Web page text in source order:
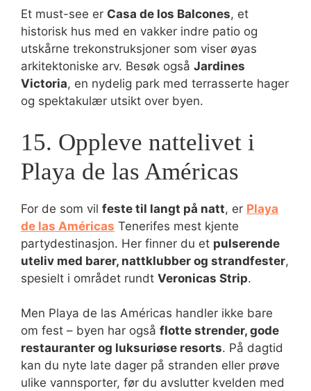
Et must-see er Casa de los Balcones, et
historisk hus med en vakker indre patio og
utskårne trekonstruksjoner som viser øyas
arkitektoniske arv. Besøk også Jardines
Victoria, en nydelig park med terrasserte hager
og spektakulær utsikt over byen.
15. Oppleve nattelivet i
Playa de las Américas
For de som vil feste til langt på natt, er Playa
de las Américas Tenerifes mest kjente
partydestinasjon. Her finner du et pulserende
uteliv med barer, nattklubber og strandfester,
spesielt i området rundt Veronicas Strip.
Men Playa de las Américas handler ikke bare
om fest – byen har også flotte strender, gode
restauranter og luksuriøse resorts. På dagtid
kan du nyte late dager på stranden eller prøve
ulike vannsporter, før du avslutter kvelden med